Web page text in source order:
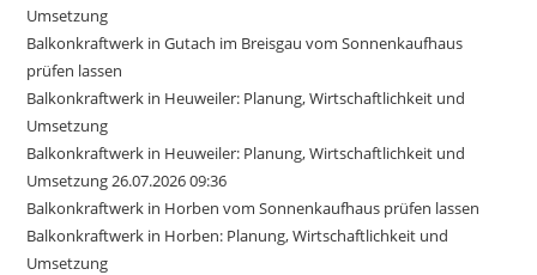
Umsetzung
Balkonkraftwerk in Gutach im Breisgau vom Sonnenkaufhaus
prüfen lassen
Balkonkraftwerk in Heuweiler: Planung, Wirtschaftlichkeit und
Umsetzung
Balkonkraftwerk in Heuweiler: Planung, Wirtschaftlichkeit und
Umsetzung 26.07.2026 09:36
Balkonkraftwerk in Horben vom Sonnenkaufhaus prüfen lassen
Balkonkraftwerk in Horben: Planung, Wirtschaftlichkeit und
Umsetzung